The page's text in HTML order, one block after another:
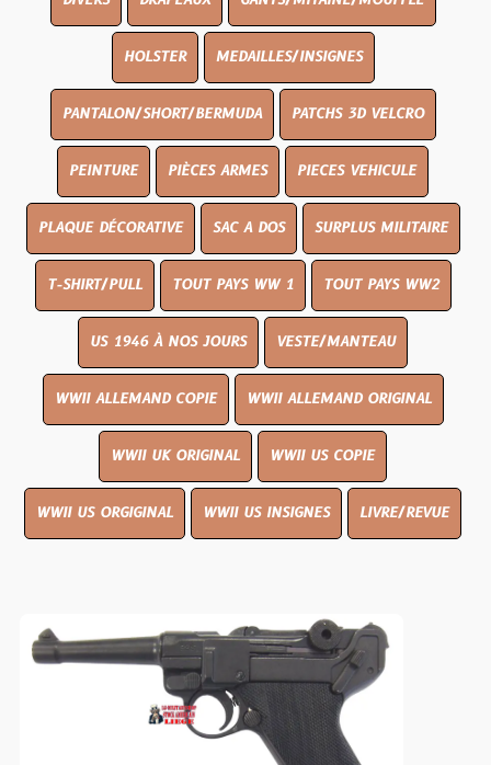
HOLSTER MEDAILLES/INSIGNES
PANTALON/SHORT/BERMUDA PATCHS 3D VELCRO
PEINTURE PIÈCES ARMES PIECES VEHICULE
PLAQUE DÉCORATIVE SAC A DOS SURPLUS MILITAIRE
T-SHIRT/PULL TOUT PAYS WW 1 TOUT PAYS WW2
US 1946 À NOS JOURS VESTE/MANTEAU
WWII ALLEMAND COPIE WWII ALLEMAND ORIGINAL
WWII UK ORIGINAL WWII US COPIE
WWII US ORGIGINAL WWII US INSIGNES LIVRE/REVUE